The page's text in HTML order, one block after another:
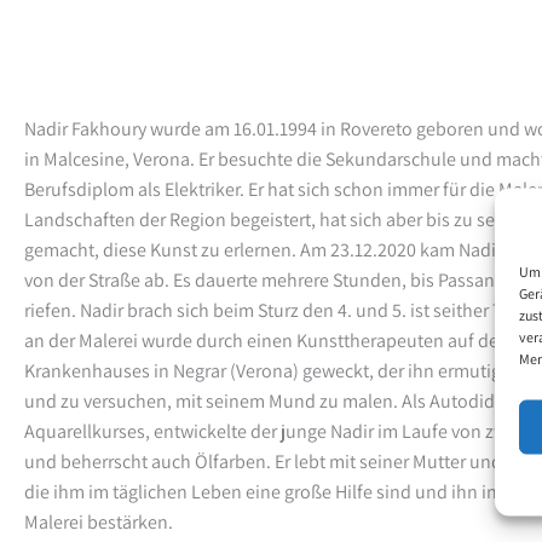
Nadir Fakhoury wurde am 16.01.1994 in Rovereto geboren und
in Malcesine, Verona. Er besuchte die Sekundarschule und
Berufsdiplom als Elektriker. Er hat sich schon immer für die
Landschaften der Region begeistert, hat sich aber bis zu seinem
gemacht, diese Kunst zu erlernen. Am 23.12.2020 kam Nadir bei
von der Straße ab. Es dauerte mehrere Stunden, bis Passanten
riefen. Nadir brach sich beim Sturz den 4. und 5. ist seither
an der Malerei wurde durch einen Kunsttherapeuten auf der
Krankenhauses in Negrar (Verona) geweckt, der ihn ermutigte,
und zu versuchen, mit seinem Mund zu malen. Als Autodidakt,
Aquarellkurses, entwickelte der junge Nadir im Laufe von zwei
und beherrscht auch Ölfarben. Er lebt mit seiner Mutter und
die ihm im täglichen Leben eine große Hilfe sind und ihn in
Malerei bestärken.